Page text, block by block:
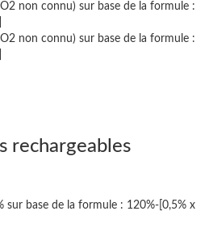
non connu) sur base de la formule :
non connu) sur base de la formule :
rechargeables
sur base de la formule : 120%-[0,5% x